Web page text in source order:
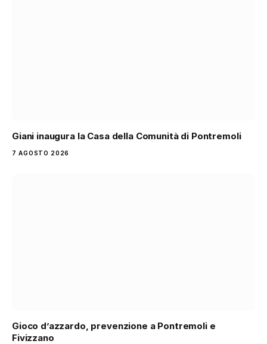
Giani inaugura la Casa della Comunità di Pontremoli
7 AGOSTO 2026
Gioco d’azzardo, prevenzione a Pontremoli e
Fivizzano